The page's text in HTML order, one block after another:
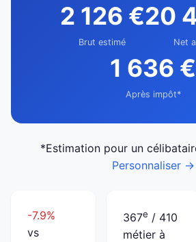
2 126 €
Brut estimé
20
Net
1 636 €
Après impôt*
*Estimation pour un
Personnaliser →
-7.9%
vs
367e / 410
métier à